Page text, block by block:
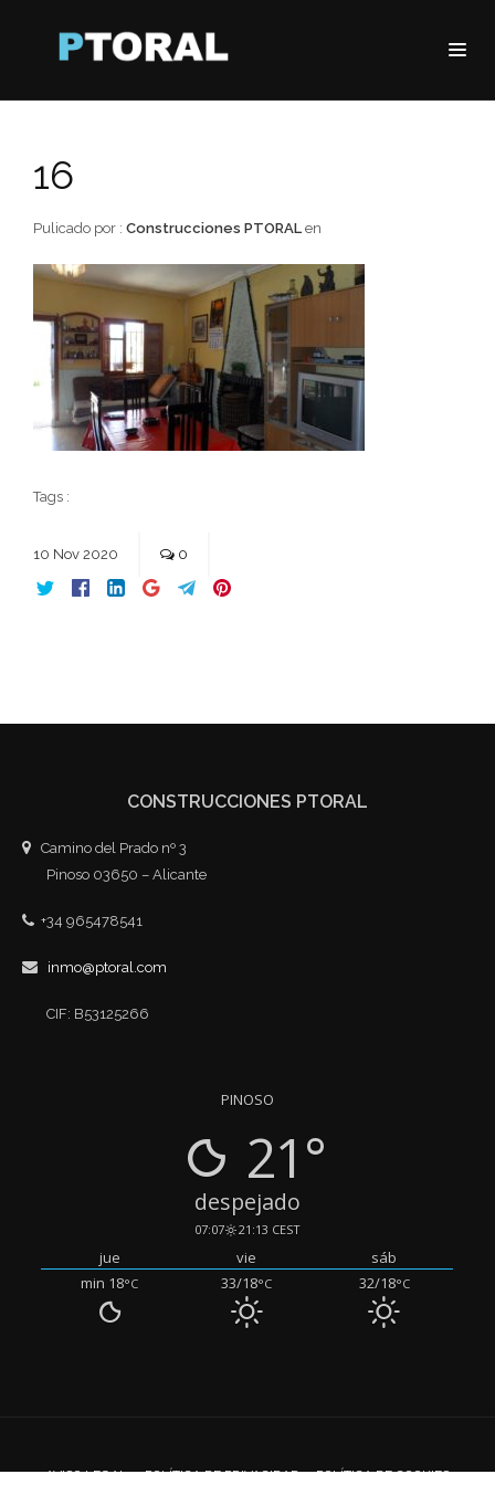
16
Pulicado por : Construcciones PTORAL en
Tags :
10 Nov 2020 0
CONSTRUCCIONES PTORAL
Camino del Prado nº 3
Pinoso 03650 – Alicante
+34 965478541
inmo@ptoral.com
CIF: B53125266
PINOSO
21°
despejado
07:07 21:13 CEST
jue vie
sáb
min 18°C 33/18°C 32/18°C
AVISO LEGAL POLÍTICA DE PRIVACIDAD POLÍTICA DE COOKIES